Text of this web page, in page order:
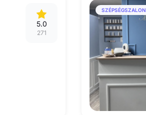
5.0
271
SZÉPSÉGSZALON